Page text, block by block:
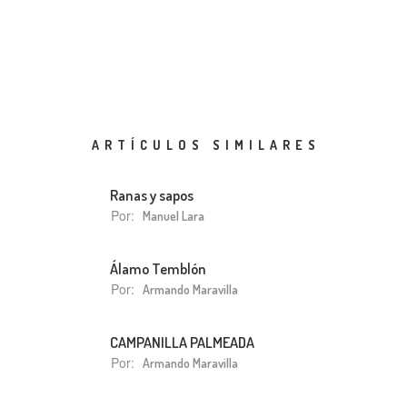
ARTÍCULOS SIMILARES
Ranas y sapos
Por: Manuel Lara
Álamo Temblón
Por: Armando Maravilla
CAMPANILLA PALMEADA
Por: Armando Maravilla